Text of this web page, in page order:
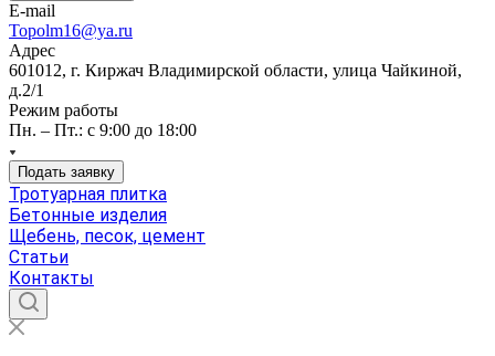
E-mail
Topolm16@ya.ru
Адрес
601012, г. Киржач Владимирской области, улица Чайкиной,
д.2/1
Режим работы
Пн. – Пт.: с 9:00 до 18:00
Подать заявку
Тротуарная плитка
Бетонные изделия
Щебень, песок, цемент
Статьи
Контакты